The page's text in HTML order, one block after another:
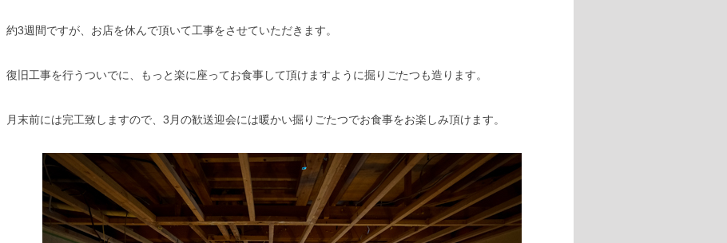
約3週間ですが、お店を休んで頂いて工事をさせていただきます。
復旧工事を行うついでに、もっと楽に座ってお食事して頂けますように掘りごたつも造ります。
月末前には完工致しますので、3月の歓送迎会には暖かい掘りごたつでお食事をお楽しみ頂けます。